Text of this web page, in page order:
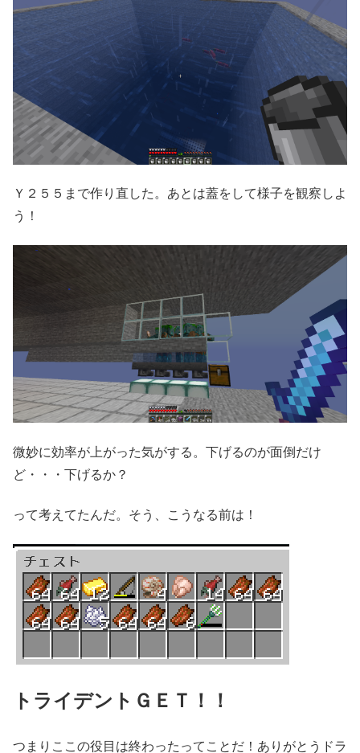
Ｙ２５５まで作り直した。あとは蓋をして様子を観察しよ
う！
微妙に効率が上がった気がする。下げるのが面倒だけ
ど・・・下げるか？
って考えてたんだ。そう、こうなる前は！
トライデントＧＥＴ！！
つまりここの役目は終わったってことだ！ありがとうドラ